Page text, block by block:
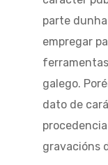
parte
empregar
galego.
dato de
gravacións